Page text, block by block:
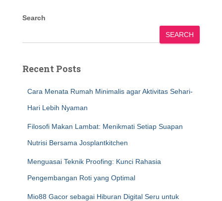
Search
SEARCH
Recent Posts
Cara Menata Rumah Minimalis agar Aktivitas Sehari-
Hari Lebih Nyaman
Filosofi Makan Lambat: Menikmati Setiap Suapan
Nutrisi Bersama Josplantkitchen
Menguasai Teknik Proofing: Kunci Rahasia
Pengembangan Roti yang Optimal
Mio88 Gacor sebagai Hiburan Digital Seru untuk